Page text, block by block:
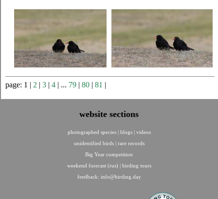
page: 1 | 2 | 3 | 4 | ... 79 | 80 | 81 |
website sections
photographed species | blogs | videos
unidentified birds | rare records
Big Year competition
weekend forecast (rus) | birding tours
feedback: info@birding.day